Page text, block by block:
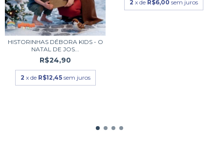
HISTORINHAS DÉBORA KIDS - O
NATAL DE JOS...
R$24,90
2 x de R$12,45 sem juros
2 x de R$6,00 sem juros